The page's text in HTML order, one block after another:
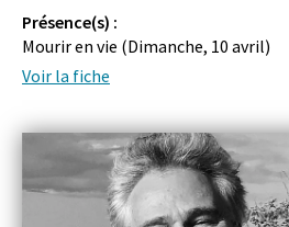
Présence(s) :
Mourir en vie (Dimanche, 10 avril)
Voir la fiche